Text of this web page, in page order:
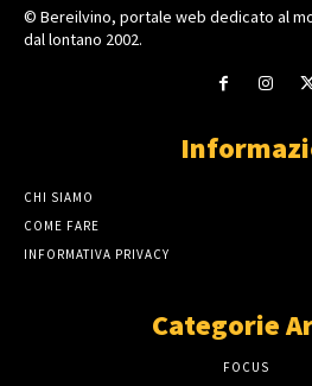
© Bereilvino, portale web dedicato al
dal lontano 2002.
CHI SIAMO
COME FARE
INFORMATIVA PRIVACY
Categorie
FOCUS